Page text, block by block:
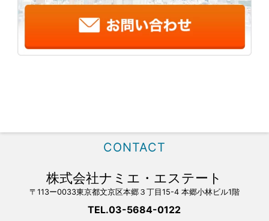
CONTACT
株式会社ナミエ・エステート
〒113ー0033東京都文京区本郷３丁目15-4 本郷小林ビル1階
TEL.03-5684-0122